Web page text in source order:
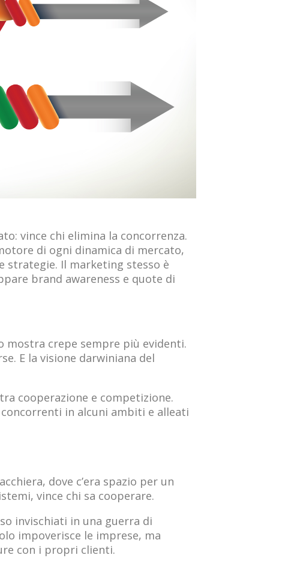
vince chi elimina la concorrenza.
di ogni dinamica di mercato,
strategie. Il marketing stesso è
brand awareness e quote di
mostra crepe sempre più evidenti.
E la visione darwiniana del
cooperazione e competizione.
concorrenti in alcuni ambiti e alleati
dove c’era spazio per un
vince chi sa cooperare.
invischiati in una guerra di
impoverisce le imprese, ma
con i propri clienti.